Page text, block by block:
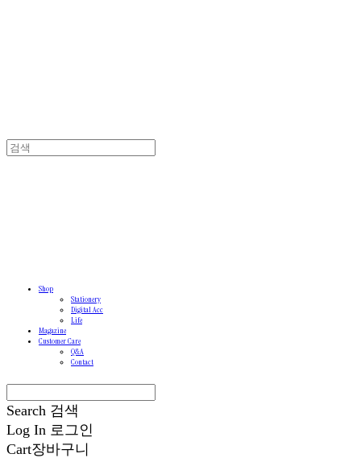
Shop
Stationery
Digital Acc
Life
Magazine
Customer Care
Q&A
Contact
Search 검색
Log In 로그인
Cart장바구니